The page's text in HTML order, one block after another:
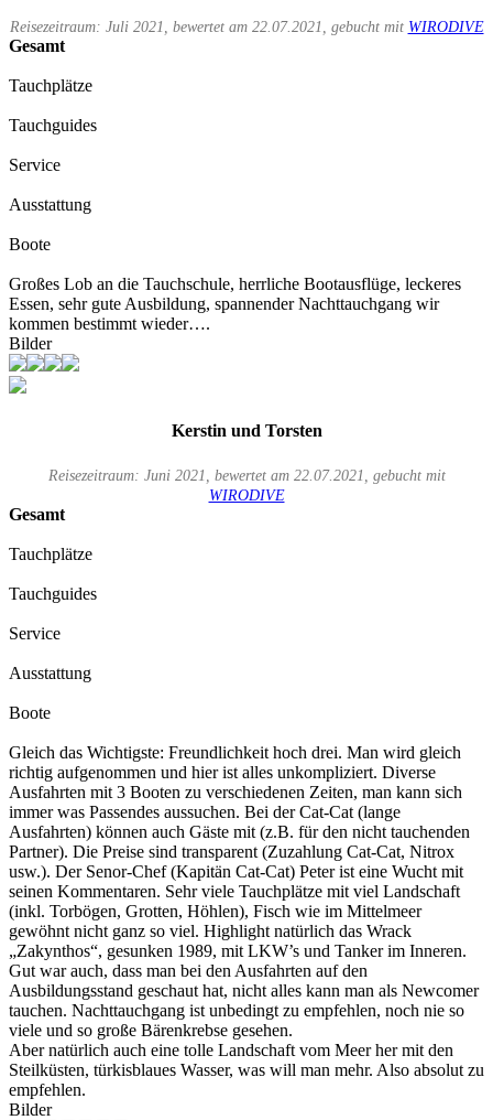
Reisezeitraum: Juli 2021, bewertet am 22.07.2021, gebucht mit WIRODIVE
Gesamt
Tauchplätze
Tauchguides
Service
Ausstattung
Boote
Großes Lob an die Tauchschule, herrliche Bootausflüge, leckeres
Essen, sehr gute Ausbildung, spannender Nachttauchgang wir
kommen bestimmt wieder….
Bilder
Kerstin und Torsten
Reisezeitraum: Juni 2021, bewertet am 22.07.2021, gebucht mit
WIRODIVE
Gesamt
Tauchplätze
Tauchguides
Service
Ausstattung
Boote
Gleich das Wichtigste: Freundlichkeit hoch drei. Man wird gleich
richtig aufgenommen und hier ist alles unkompliziert. Diverse
Ausfahrten mit 3 Booten zu verschiedenen Zeiten, man kann sich
immer was Passendes aussuchen. Bei der Cat-Cat (lange
Ausfahrten) können auch Gäste mit (z.B. für den nicht tauchenden
Partner). Die Preise sind transparent (Zuzahlung Cat-Cat, Nitrox
usw.). Der Senor-Chef (Kapitän Cat-Cat) Peter ist eine Wucht mit
seinen Kommentaren. Sehr viele Tauchplätze mit viel Landschaft
(inkl. Torbögen, Grotten, Höhlen), Fisch wie im Mittelmeer
gewöhnt nicht ganz so viel. Highlight natürlich das Wrack
„Zakynthos“, gesunken 1989, mit LKW’s und Tanker im Inneren.
Gut war auch, dass man bei den Ausfahrten auf den
Ausbildungsstand geschaut hat, nicht alles kann man als Newcomer
tauchen. Nachttauchgang ist unbedingt zu empfehlen, noch nie so
viele und so große Bärenkrebse gesehen.
Aber natürlich auch eine tolle Landschaft vom Meer her mit den
Steilküsten, türkisblaues Wasser, was will man mehr. Also absolut zu
empfehlen.
Bilder